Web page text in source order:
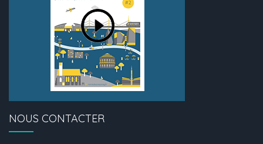
NOUS CONTACTER